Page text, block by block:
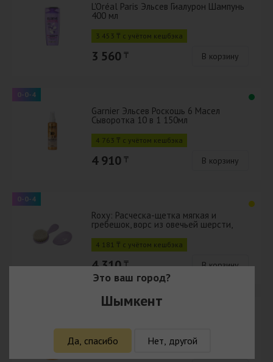
L'Oréal Paris Эльсев Гиалурон Шампунь
400 мл
3 453 ₸ с учётом кешбэка
3 560 ₸ В корзину
0-0-4
Garnier Эльсев Роскошь 6 Масел
Сыворотка 10 в 1 150мл
4 763 ₸ с учётом кешбэка
4 910 ₸ В корзину
0-0-4
Roxy: Расческа-щетка мягкая и
гребешок, ворс из овечьей шерсти,
4 181 ₸ с учётом кешбэка
4 310 ₸ В корзину
интенсивное питание 400 мл
67953476
1 426 ₸ с учётом кешбэка
Это ваш город?
Шымкент
Да, спасибо Нет, другой